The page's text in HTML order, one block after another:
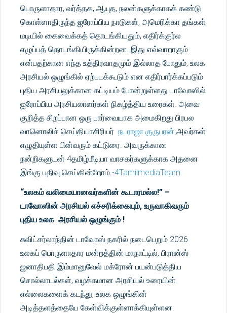
பொருளாதார, வர்த்தக, ஆயுத, நலன்களுக்காகக் கண்டு
கொள்ளாதிருந்த ஐரோப்பிய நாடுகள், அமெரிக்கா தங்கள்
மடியில் கைவைக்கத் தொடங்கியதும், எதிர்க்குர்ல
எழுப்பத் தொடங்கியிருக்கின்றன. இது எவ்வாறாகும்
என்பதற்கான எந்த உத்திரவாதமும் இல்லாத போதும், உலக
அரசியல் ஒழுங்கில் ஏற்படக்கூடும் என எதிர்பார்க்கப்படும்
புதிய அரசியலுக்கான கட்டியம் போன்றுள்ளது டாவோஸில்
ஐரோப்பிய அரசியலாளர்கள் நிகழ்த்திய உரைகள். அவை
குறித்த சிறப்பான ஒரு பார்வையாக அமைகிறது பிரபல
வானொலிச் செய்தியாசிரியர் நடராஜா குருபரன் அவர்கள்
எழுதியுள்ள பின்வரும் கட்டுரை. அவருக்கான
நன்றிகளுடன் 4தமிழ்மீடியா வாசகர்களுக்காக அதனை
இங்கு பதிவு செய்கின்றோம்.-4TamilmediaTeam
“உலகம் வலிமையானவர்களின் கூடாரமல்ல!” –
டாவோஸின் அரசியல் எச்சரிக்கையும், உருவாகிவரும்
புதிய உலக அரசியல் ஒழுங்கும் !
சுவிட்சர்லாந்தின் டாவோஸ் நகரில் நடைபெறும் 2026
உலகப் பொருளாதார மன்றத்தின் மாநாட்டில், பிரான்ஸ்
ஜனாதிபதி இம்மானுவேல் மக்ரோன் பயன்படுத்திய
சொல்லாடல்கள், வழக்கமான அரசியல் உரையின்
எல்லைகளைக் கடந்து, உலக ஒழுங்கின்
அடித்தளத்தையே கேள்விக்குள்ளாக்கியுள்ளன.